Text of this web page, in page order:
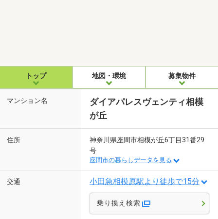
トップ 地図・環境 募集物件
マンション名
ダイアパレスヴェンティ相模
が丘
住所
神奈川県座間市相模が丘6丁目31番29
号
座間市の暮らしデータを見る
交通 小田急相模原駅より徒歩で15分
乗り換え検索